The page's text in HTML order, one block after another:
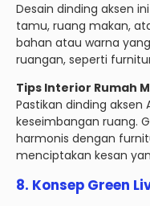
Desain dinding aksen
tamu, ruang makan,
bahan atau warna
ruangan, seperti
Tips Interior Rumah
Pastikan dinding
keseimbangan ruang.
harmonis dengan
menciptakan kesan
8. Konsep Green